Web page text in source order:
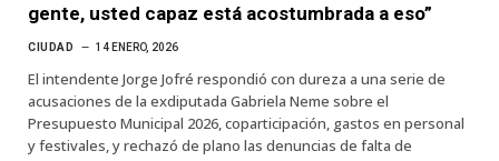
gente, usted capaz está acostumbrada a eso”
CIUDAD 14 ENERO, 2026
El intendente Jorge Jofré respondió con dureza a una serie de
acusaciones de la exdiputada Gabriela Neme sobre el
Presupuesto Municipal 2026, coparticipación, gastos en personal
y festivales, y rechazó de plano las denuncias de falta de